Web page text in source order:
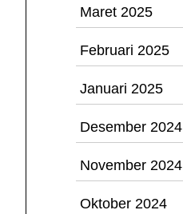
Maret 2025
Februari 2025
Januari 2025
Desember 2024
November 2024
Oktober 2024